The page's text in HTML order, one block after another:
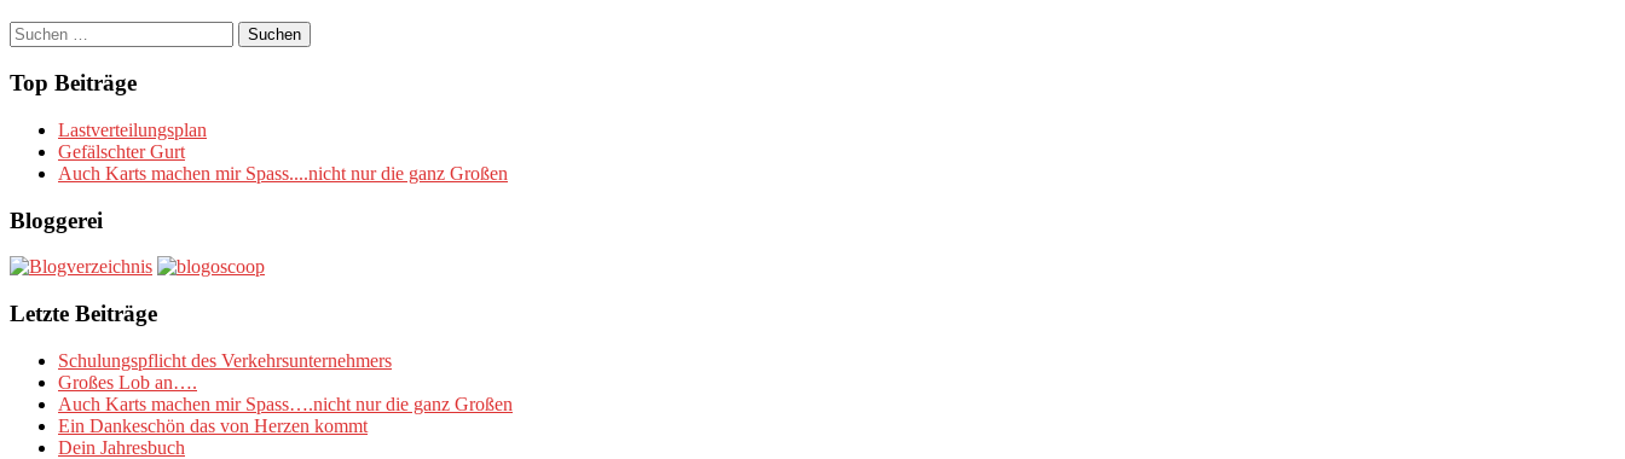
Suchen
nach:
Top Beiträge
Lastverteilungsplan
Gefälschter Gurt
Auch Karts machen mir Spass....nicht nur die ganz Großen
Bloggerei
Letzte Beiträge
Schulungspflicht des Verkehrsunternehmers
Großes Lob an….
Auch Karts machen mir Spass….nicht nur die ganz Großen
Ein Dankeschön das von Herzen kommt
Dein Jahresbuch